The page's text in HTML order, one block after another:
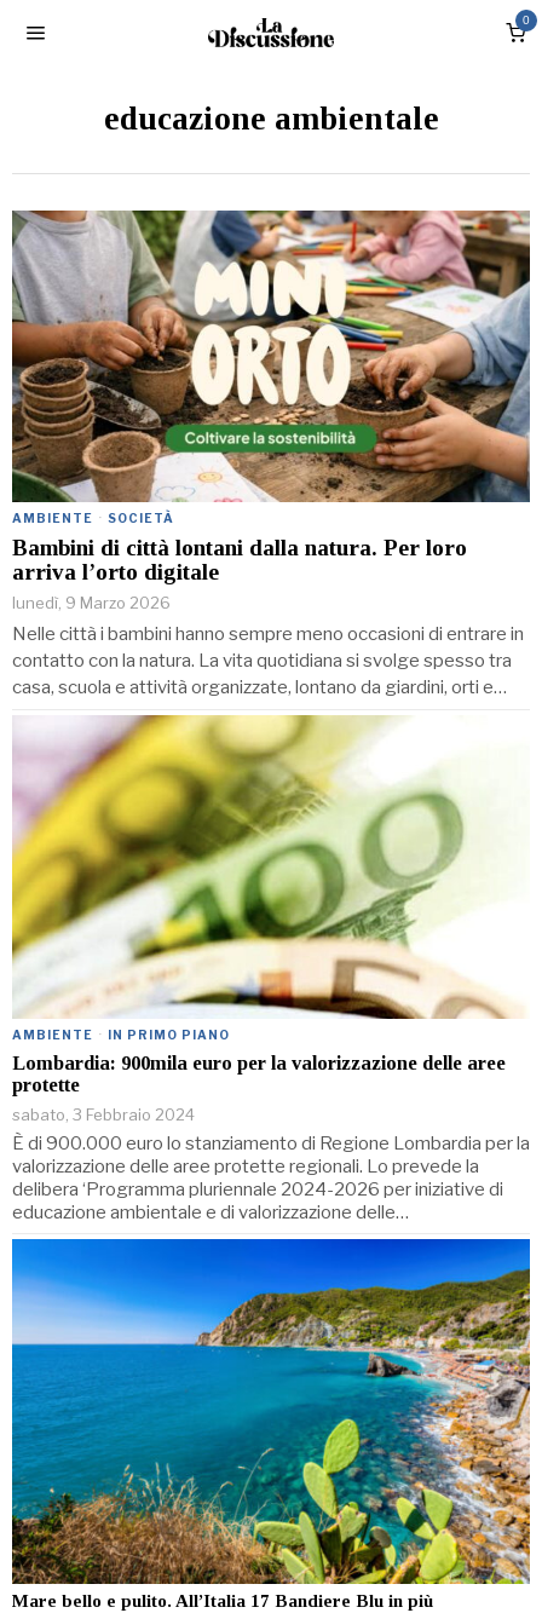
0
educazione ambientale
AMBIENTE · SOCIETÀ
Bambini di città lontani dalla natura. Per loro
arriva l’orto digitale
lunedì, 9 Marzo 2026
Nelle città i bambini hanno sempre meno occasioni di entrare in
contatto con la natura. La vita quotidiana si svolge spesso tra
casa, scuola e attività organizzate, lontano da giardini, orti e…
AMBIENTE · IN PRIMO PIANO
Lombardia: 900mila euro per la valorizzazione delle aree
protette
sabato, 3 Febbraio 2024
È di 900.000 euro lo stanziamento di Regione Lombardia per la
valorizzazione delle aree protette regionali. Lo prevede la
delibera ‘Programma pluriennale 2024-2026 per iniziative di
educazione ambientale e di valorizzazione delle…
Mare bello e pulito. All’Italia 17 Bandiere Blu in più